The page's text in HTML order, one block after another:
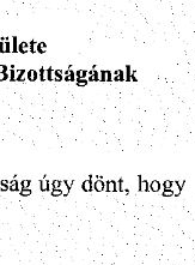
ugy dont, hogy